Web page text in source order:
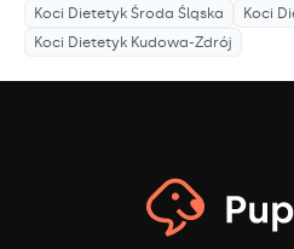
Koci Dietetyk Środa Śląska Koci
Koci Dietetyk Kudowa-Zdrój